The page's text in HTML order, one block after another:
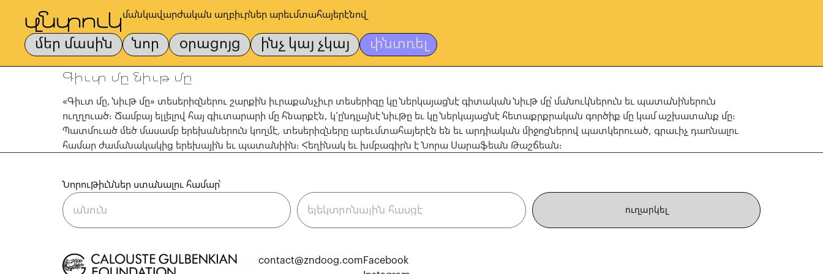
մանկավարժական աղբիւրներ արեւմտահայերէնով
մեր մասին նոր օրացոյց ինչ կայ չկայ փնտռել
Գիւտ մը նիւթ մը
«Գիւտ մը, նիւթ մը» տեսերիզներու շարքին իւրաքանչիւր տեսերիզը կը ներկայացնէ գիտական նիւթ մը՝ մանուկներուն եւ պատանիներուն
ուղղուած։ Ճամբայ ելլելով հայ գիւտարարի մը հնարքէն, կ՚ընդլայնէ նիւթը եւ կը ներկայացնէ հետաքրքրական գործիք մը կամ աշխատանք մը։
Պատմուած մեծ մասամբ երեխաներուն կողմէ, տեսերիզները արեւմտահայերէն են եւ արդիական միջոցներով պատկերուած, գրաւիչ դառնալու
համար ժամանակակից երեխային եւ պատանիին։ Հեղինակ եւ խմբագիրն է Նորա Սարաֆեան Թաշճեան։
Նորութիւններ ստանալու համար՝
ուղարկել
contact@zndoog.comFacebook